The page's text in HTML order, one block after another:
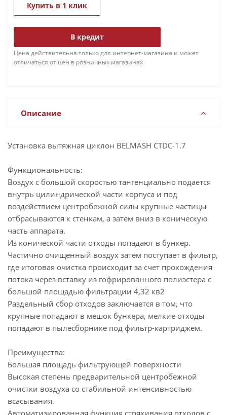
Купить в 1 клик
В кредит
Цена действительна только для интернет-магазина и может
отличаться от цен в розничных магазинах
Описание
Установка вытяжная циклон BELMASH CTDC-1.7
Функциональность:
Воздух с большой скоростью тангенциально подается
внутрь цилиндрической части корпуса и под
воздействием центробежной силы крупные частицы
отбрасываются к стенкам, а затем вниз в коническую
часть аппарата.
Из конической части отходы попадают в бункер.
Частично очищенный воздух затем поступает в фильтр,
где итоговая очистка происходит за счет прохождения
потока через вставку из гофрированного полиэстера с
большой площадью фильтрации 4,32 кв2
Раздельный сбор отходов заключается в том, что
крупные попадают в мешок бункера, мелкие отходы
попадают в пылесборнике под фильтр-картриджем.
Преимущества:
Большая площадь фильтрующей поверхности
Высокая степень предварительной центробежной
очистки воздуха со стабильной интенсивностью
всасывания.
Автоматизированная функция стряхивания отходов с